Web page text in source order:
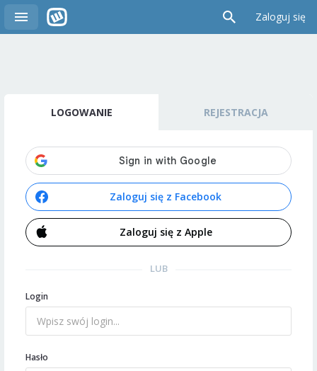
Zaloguj się
LOGOWANIE REJESTRACJA
Zaloguj się z Facebook
Zaloguj się z Apple
LUB
Login
Hasło